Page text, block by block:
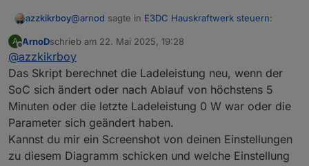
azzkikrboy@arnod sagte in E3DC Hauskraftwerk steuern:
steuern:
@arnodsagte inE3DC Hauskraftwerk
steuern
@azzkikrboy
OK, das habe ich mir auch so vorgestellt und
geändert (Resultat siehe unten im Bild).
Aber dann habe ich trotzdem noch eine Frage:
Alles klar, bis zum Start Regelbeginn (jetzt 11 Uhr).
Dann ändert er schön den Ladestrom um nicht in
die Begrenzung zu kommen, soweit gut.
ABER, wenn die PV-Leistung sinkt (z.B. Wolken,
siehe rote Kreise) sieht es so aus, als ob er mit
einem vorher berechneten mehr oder weniger
A
Offline
ArnoDschrieb am 22. Mai 2025, 19:28
zuletzt editiert von
@azzkikrboy
Das Skript berechnet die Ladeleistung neu, wenn der
SoC sich ändert oder nach Ablauf von höchstens 5
Minuten oder die letzte Ladeleistung 0 W war oder die
Parameter sich geändert haben.
Kannst du mir ein Screenshot von deinen Einstellungen
zu diesem Diagramm schicken und welche Einstellung